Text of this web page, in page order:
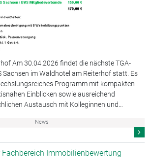
Am 30.04.2026 findet die nächste TGA-
Sachsen im Waldhotel am Reiterhof statt. Es
Programm mit kompakten
Einblicken sowie ausreichend
Austausch mit Kolleginnen und…
News
Immobilienbewertung